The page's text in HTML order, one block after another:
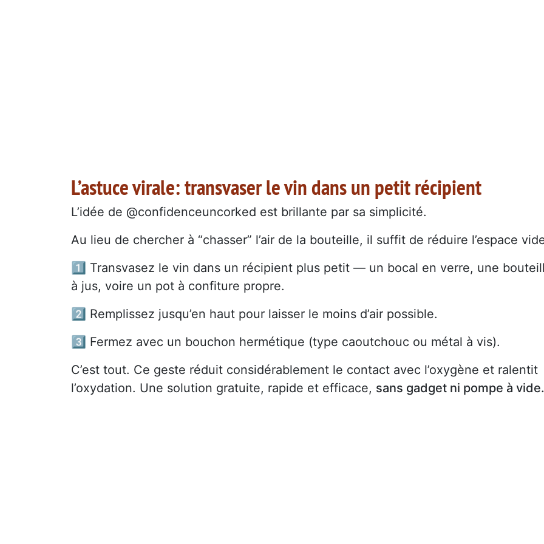
L’astuce virale: transvaser le vin dans un petit récipient
L’idée de @confidenceuncorked est brillante par sa simplicité.
Au lieu de chercher à “chasser” l’air de la bouteille, il suffit de réduire l’espace
1️⃣ Transvasez le vin dans un récipient plus petit — un bocal en verre, une
à jus, voire un pot à confiture propre.
2️⃣ Remplissez jusqu’en haut pour laisser le moins d’air possible.
3️⃣ Fermez avec un bouchon hermétique (type caoutchouc ou métal à vis).
C’est tout. Ce geste réduit considérablement le contact avec l’oxygène et ralentit
l’oxydation. Une solution gratuite, rapide et efficace, sans gadget ni pompe à vide.